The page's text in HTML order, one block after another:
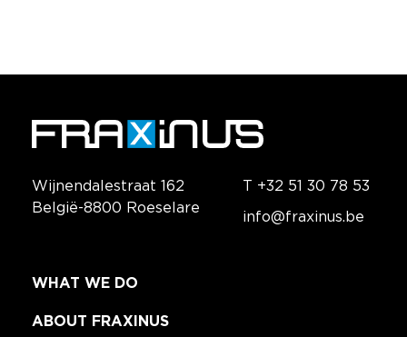
Wijnendalestraat 162
België-8800 Roeselare
T +32 51 30 78 53
info@fraxinus.be
WHAT WE DO
ABOUT FRAXINUS